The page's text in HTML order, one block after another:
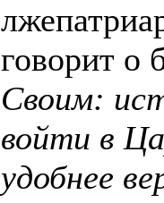
говорит о
Своим:
войти в
удобнее